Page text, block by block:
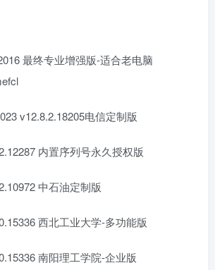
最终专业增强版-适合老电脑
v12.8.2.18205电信定制版
内置序列号永久授权版
中石油定制版
西北工业大学-多功能版
南阳理工学院-企业版